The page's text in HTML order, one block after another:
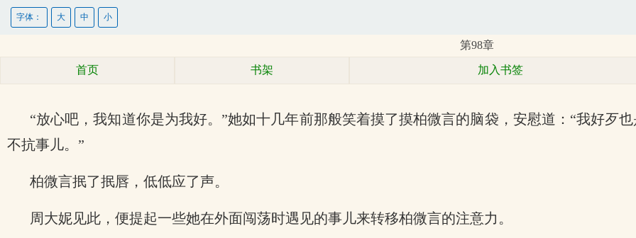
字体： 大 中 小
第98章
首页 书架 加入书签
“放心吧，我知道你是为我好。”她如十几年前那般笑着摸了摸柏微言的脑袋，安慰道：“我好歹
不抗事儿。”
柏微言抿了抿唇，低低应了声。
周大妮见此，便提起一些她在外面闯荡时遇见的事儿来转移柏微言的注意力。